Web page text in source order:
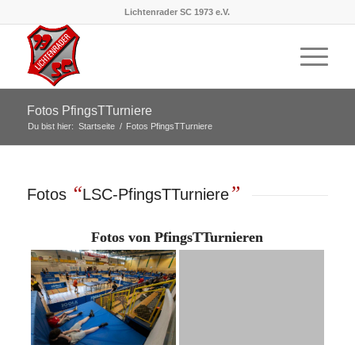
Lichtenrader SC 1973 e.V.
Fotos PfingsTTurniere
Du bist hier: Startseite / Fotos PfingsTTurniere
Fotos “LSC-PfingsTTurniere”
Fotos von PfingsTTurnieren